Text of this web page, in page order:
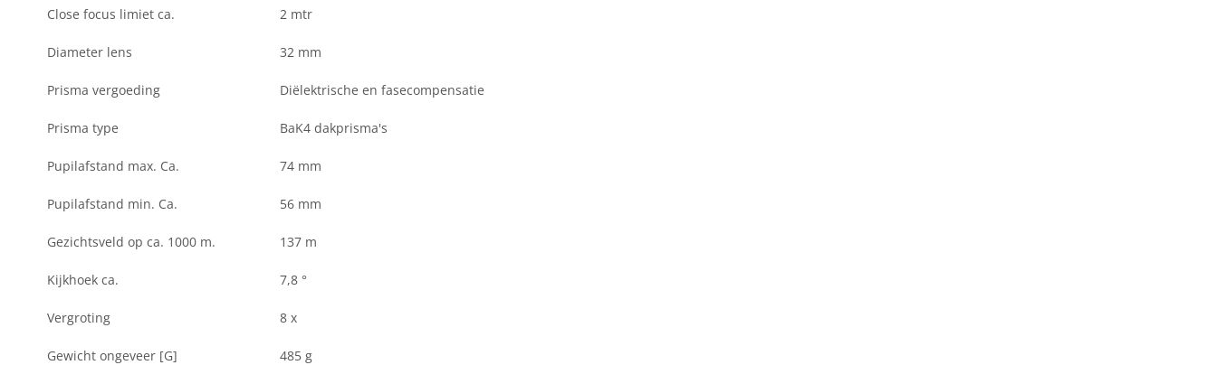
Close focus limiet ca. 2 mtr
Diameter lens 32 mm
Prisma vergoeding Diëlektrische en fasecompensatie
Prisma type BaK4 dakprisma's
Pupilafstand max. Ca. 74 mm
Pupilafstand min. Ca. 56 mm
Gezichtsveld op ca. 1000 m. 137 m
Kijkhoek ca. 7,8 °
Vergroting 8 x
Gewicht ongeveer [G] 485 g